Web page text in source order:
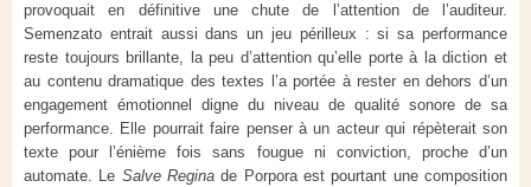
provoquait en définitive une chute de l’attention de l’auditeur.
Semenzato entrait aussi dans un jeu périlleux : si sa performance
reste toujours brillante, la peu d’attention qu’elle porte à la diction et
au contenu dramatique des textes l’a portée à rester en dehors d’un
engagement émotionnel digne du niveau de qualité sonore de sa
performance. Elle pourrait faire penser à un acteur qui répèterait son
texte pour l’énième fois sans fougue ni conviction, proche d’un
automate. Le Salve Regina de Porpora est pourtant une composition